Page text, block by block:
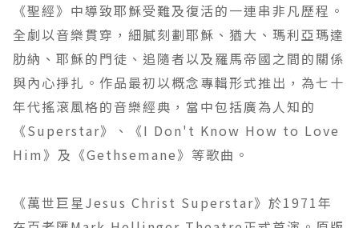
《聖經》中導致耶穌受難及復活的一連串非凡歷程。
全劇以音樂貫穿，細膩刻劃耶穌、猶大、瑪利亞瑪達
肋納、耶穌的門徒、追隨者以及羅馬帝國之間的關係
與內心掙扎。作品最初以概念專輯形式推出，為七十
年代搖滾風格的音樂經典，當中包括廣為人知的
《Superstar》、《I Don't Know How to Love
Him》及《Gethsemane》等歌曲。
《萬世巨星Jesus Christ Superstar》於1971年